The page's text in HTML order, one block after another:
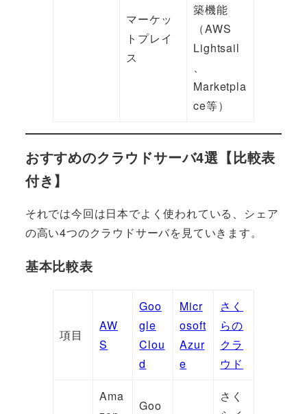
マーケッ
トプレイ
ス
築機能
（AWS
Lightsail
Marketpla
ce等）
おすすめのクラウドサーバ4選【比較表
付き】
それでは今回は日本でよく使われている、シェア
の高い4つのクラウドサーバを見ていきます。
基本比較表
項目
AW
S
Goo
gle
Clou
d
Micr
osoft
Azur
e
さく
らの
クラ
ウド
Ama
Goo
さく